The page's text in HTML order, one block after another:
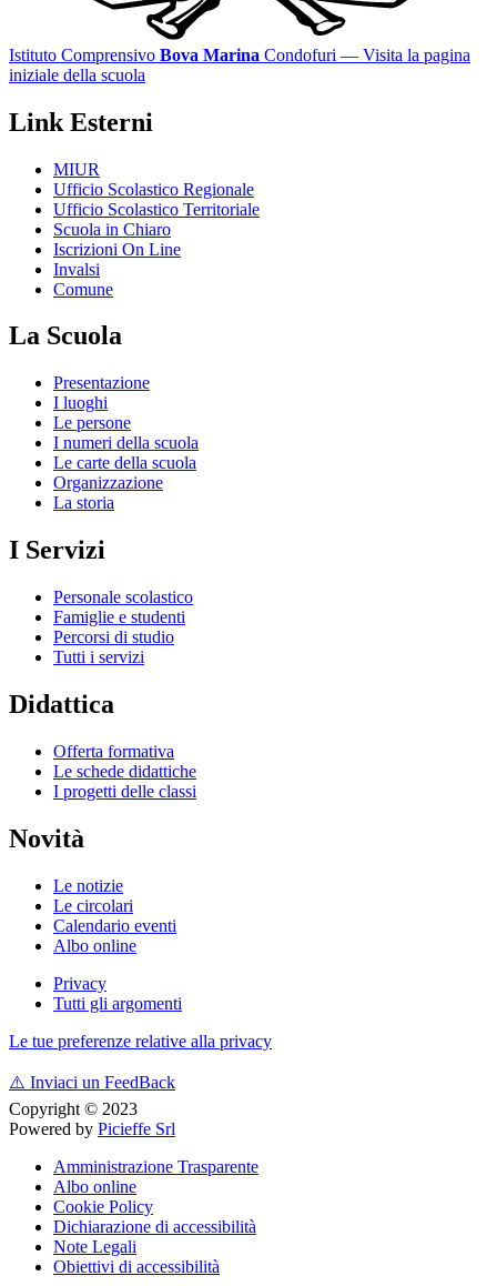
Istituto Comprensivo Bova Marina Condofuri — Visita la pagina
iniziale della scuola
Link Esterni
MIUR
Ufficio Scolastico Regionale
Ufficio Scolastico Territoriale
Scuola in Chiaro
Iscrizioni On Line
Invalsi
Comune
La Scuola
Presentazione
I luoghi
Le persone
I numeri della scuola
Le carte della scuola
Organizzazione
La storia
I Servizi
Personale scolastico
Famiglie e studenti
Percorsi di studio
Tutti i servizi
Didattica
Offerta formativa
Le schede didattiche
I progetti delle classi
Novità
Le notizie
Le circolari
Calendario eventi
Albo online
Privacy
Tutti gli argomenti
Le tue preferenze relative alla privacy
⚠️ Inviaci un FeedBack
Copyright © 2023
Powered by Picieffe Srl
Amministrazione Trasparente
Albo online
Cookie Policy
Dichiarazione di accessibilità
Note Legali
Obiettivi di accessibilità